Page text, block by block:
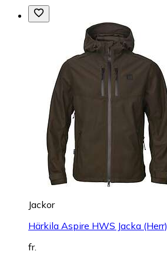
Jackor
Härkila Aspire HWS Jacka (Herr)
fr.